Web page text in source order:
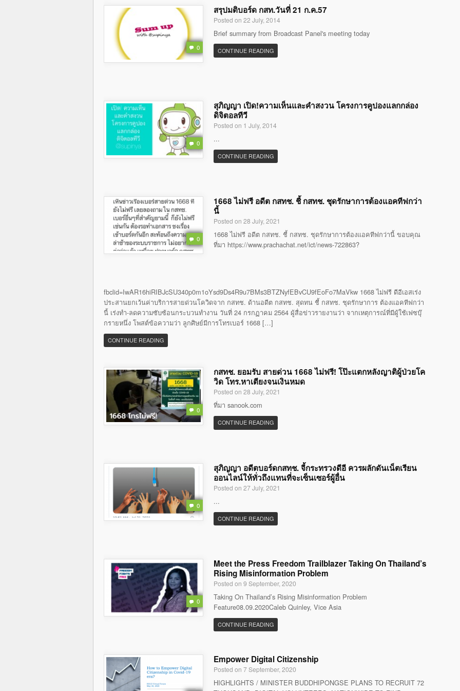
0
สรุปมติบอร์ด กสท.วันที่ 21 ก.ค.57
Posted on 22 July, 2014
Brief summary from Broadcast Panel's meeting today
CONTINUE READING
0
สุภิญญา เปิด!ความเห็นและคำสงวน โครงการคูปองแลกกล่อง
ดิจิตอลทีวี
Posted on 1 July, 2014
...
CONTINUE READING
0
1668 ไม่ฟรี อดีต กสทช. ชี้ กสทช. ชุดรักษาการต้องแอคทีฟกว่า
นี้
Posted on 28 July, 2021
1668 ไม่ฟรี อดีต กสทช. ชี้ กสทช. ชุดรักษาการต้องแอคทีฟกว่านี้ ขอบคุณ
ที่มา https://www.prachachat.net/ict/news-722863?
fbclid=IwAR16hiRIBJcSU340p0m1oYsd9Ds4R9u7BMs3BTZNyfEBvCU9fEoFo7MaVkw 1668 ไม่ฟรี ดีอีเอสเร่ง
ประสานยกเว้นค่าบริการสายด่วนโควิดจาก กสทช. ด้านอดีต กสทช. สุดทน ชี้ กสทช. ชุดรักษาการ ต้องแอคทีฟกว่า
นี้ เร่งทำ-ลดความซับซ้อนกระบวนทำงาน วันที่ 24 กรกฏาคม 2564 ผู้สื่อข่าวรายงานว่า จากเหตุการณ์ที่มีผู้ใช้เฟซบุ๊
กรายหนึ่ง โพสต์ข้อความว่า ลูกศิษย์มีการโทรเบอร์ 1668 […]
CONTINUE READING
0
กสทช. ยอมรับ สายด่วน 1668 ไม่ฟรี! โป๊ะแตกหลังญาติผู้ป่วยโค
วิด โทร.หาเตียงจนเงินหมด
Posted on 28 July, 2021
ที่มา sanook.com
CONTINUE READING
0
สุภิญญา อดีตบอร์ดกสทช. จี้กระทรวงดีอี ควรผลักดันเน็ตเรียน
ออนไลน์ให้ทั่วถึงแทนที่จะเซ็นเซอร์ผู้อื่น
Posted on 27 July, 2021
...
CONTINUE READING
0
Meet the Press Freedom Trailblazer Taking On Thailand’s
Rising Misinformation Problem
Posted on 9 September, 2020
Taking On Thailand’s Rising Misinformation Problem
Feature08.09.2020Caleb Quinley, Vice Asia
CONTINUE READING
Empower Digital Citizenship
Posted on 7 September, 2020
HIGHLIGHTS / MINISTER BUDDHIPONGSE PLANS TO RECRUIT 72